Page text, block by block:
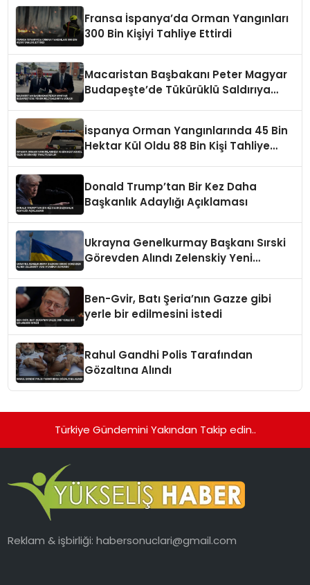
Fransa İspanya’da Orman Yangınları
300 Bin Kişiyi Tahliye Ettirdi
Macaristan Başbakanı Peter Magyar
Budapeşte’de Tükürüklü Saldırıya
İspanya Orman Yangınlarında 45 Bin
Hektar Kül Oldu 88 Bin Kişi Tahliye
Donald Trump’tan Bir Kez Daha
Başkanlık Adaylığı Açıklaması
Ukrayna Genelkurmay Başkanı Sırski
Görevden Alındı Zelenskiy Yeni
Ben-Gvir, Batı Şeria’nın Gazze gibi
yerle bir edilmesini istedi
Rahul Gandhi Polis Tarafından
Gözaltına Alındı
Türkiye Gündemini Yakından Takip edin..
Reklam & işbirliği:habersonuclari@gmail.com